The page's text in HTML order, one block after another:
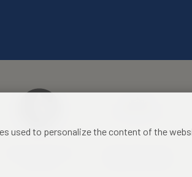
used to personalize the content of the